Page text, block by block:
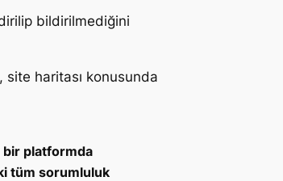
bildirilmediğini
site haritası konusunda
bir platformda
tüm sorumluluk